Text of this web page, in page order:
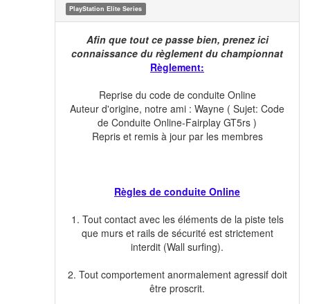
PlayStation Elite Series
Afin que tout ce passe bien, prenez ici
connaissance du règlement du championnat
Règlement:
Reprise du code de conduite Online
Auteur d'origine, notre ami : Wayne ( Sujet: Code
de Conduite Online-Fairplay GT5rs )
Repris et remis à jour par les membres
Règles de conduite Online
1. Tout contact avec les éléments de la piste tels
que murs et rails de sécurité est strictement
interdit (Wall surfing).
2. Tout comportement anormalement agressif doit
être proscrit.